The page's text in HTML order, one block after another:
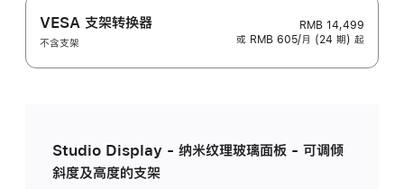
VESA 支架转换器
不含支架
RMB 14,499
或 RMB 605/月 (24 期) 起
Studio Display - 纳米纹理玻璃面板 - 可调倾
斜度及高度的支架